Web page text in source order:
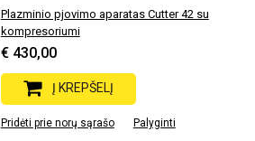
Plazminio pjovimo aparatas Cutter 42 su
kompresoriumi
€ 430,00
Į KREPŠELĮ
Pridėti prie norų sąrašo Palyginti